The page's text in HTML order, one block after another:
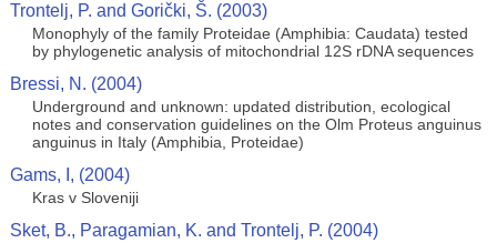
Trontelj, P. and Gorički, Š. (2003)
Monophyly of the family Proteidae (Amphibia: Caudata) tested
by phylogenetic analysis of mitochondrial 12S rDNA sequences
Bressi, N. (2004)
Underground and unknown: updated distribution, ecological
notes and conservation guidelines on the Olm Proteus anguinus
anguinus in Italy (Amphibia, Proteidae)
Gams, I, (2004)
Kras v Sloveniji
Sket, B., Paragamian, K. and Trontelj, P. (2004)